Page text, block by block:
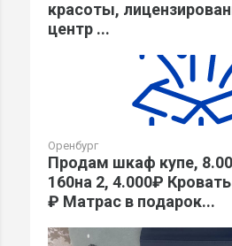
красоты,
центр ...
Оренбург
Продам шкаф купе,
160на 2, 4.000₽
₽ Матрас в подарок...